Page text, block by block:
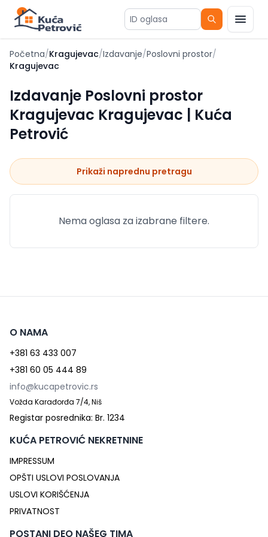
ID oglasa
Početna/Kragujevac/Izdavanje/Poslovni prostor/
Kragujevac
Izdavanje Poslovni prostor
Kragujevac Kragujevac | Kuća
Petrović
Prikaži naprednu pretragu
Nema oglasa za izabrane filtere.
O NAMA
+381 63 433 007
+381 60 05 444 89
info@kucapetrovic.rs
Vožda Karađorđa 7/4, Niš
Registar posrednika: Br. 1234
KUĆA PETROVIĆ NEKRETNINE
IMPRESSUM
OPŠTI USLOVI POSLOVANJA
USLOVI KORIŠĆENJA
PRIVATNOST
POSTANI DEO NAŠEG TIMA